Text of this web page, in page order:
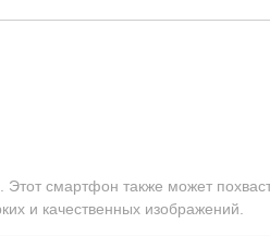
смартфон также может
и качественных изображений.